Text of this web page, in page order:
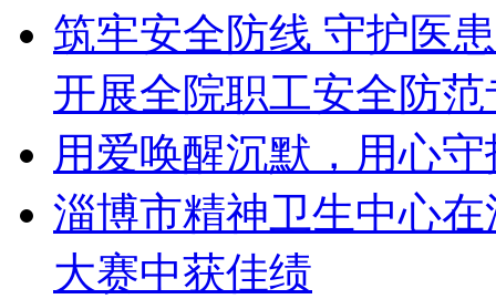
筑牢安全防线 守护医
开展全院职工安全防
用爱唤醒沉默，用心
淄博市精神卫生中心
大赛中获佳绩